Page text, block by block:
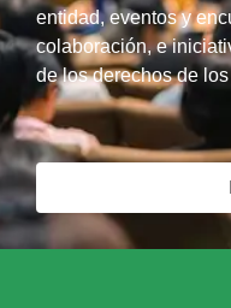
entidad, eventos y
colaboración, e
de los derechos de